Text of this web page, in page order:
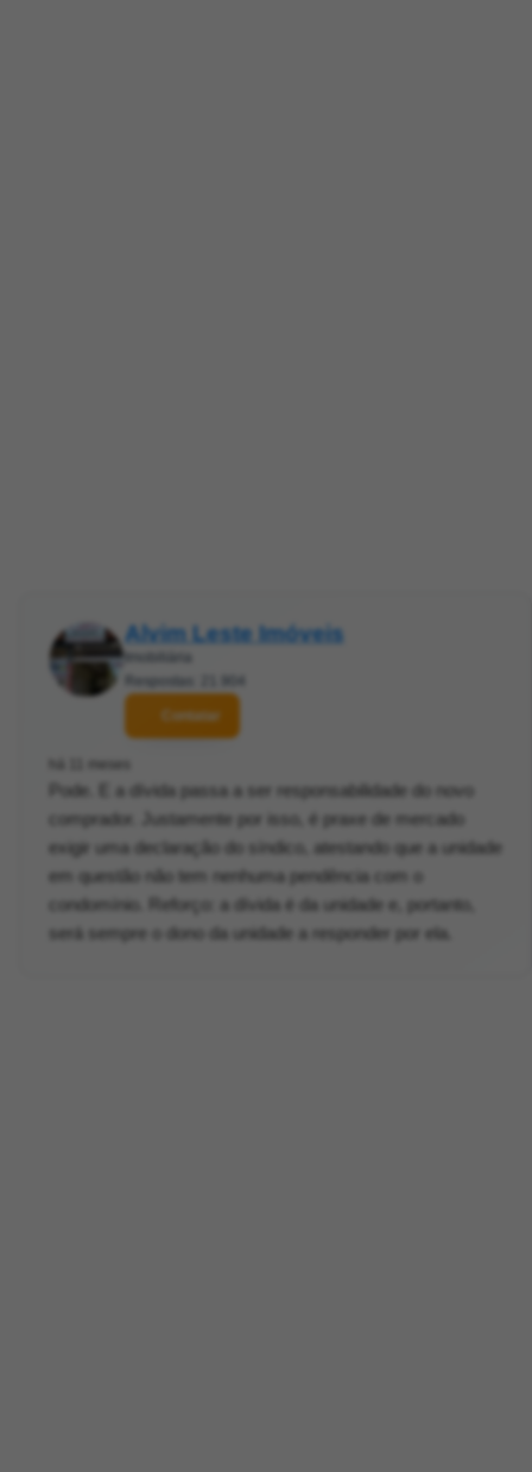
Alvim Leste Imóveis
Imobiliária
Respostas: 21.904
Contatar
há 11 meses
Pode. E a dívida passa a ser responsabilidade do novo
comprador. Justamente por isso, é praxe de mercado
exigir uma declaração do síndico, atestando que a unidade
em questão não tem nenhuma pendência com o
condomínio. Reforço: a dívida é da unidade e, portanto,
será sempre o dono da unidade a responder por ela.